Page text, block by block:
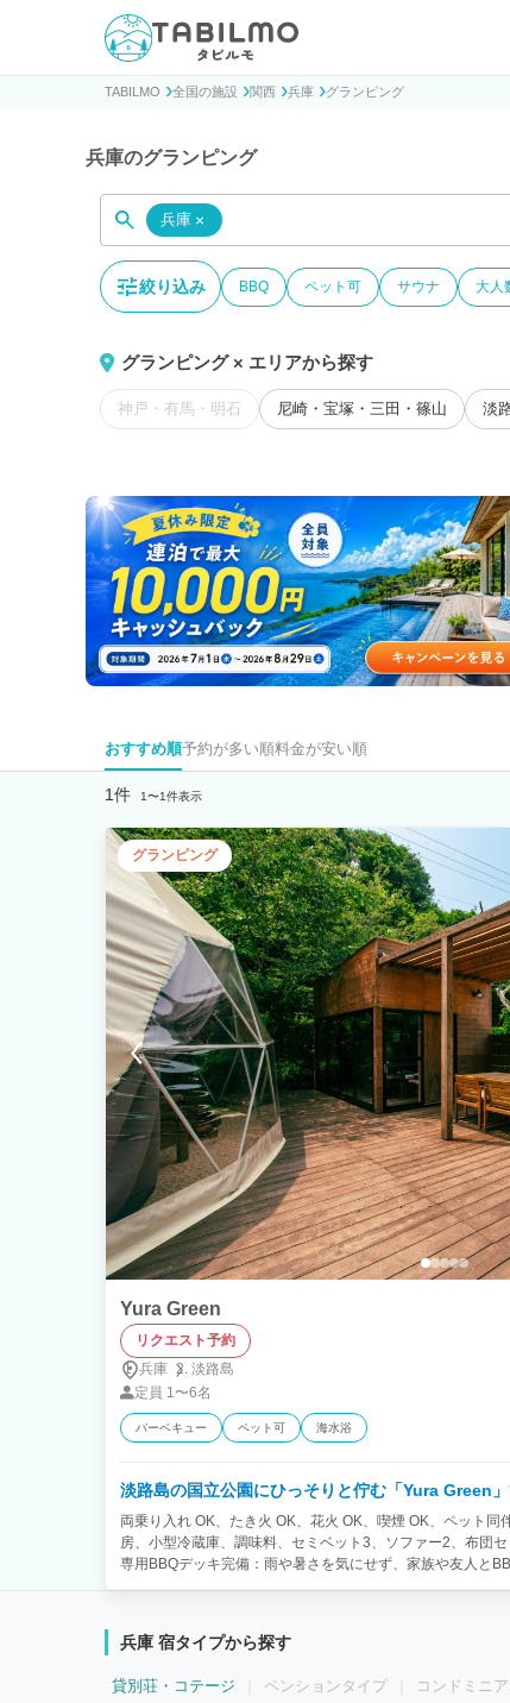
貸別荘コテージ・一棟貸し宿泊予約サイトTABILMO(
TABILMO 全国の施設 関西 兵庫 グランピング
兵庫のグランピング
兵庫 ×
絞り込み BBQ ペット可 サウナ 大人
グランピング × エリアから探す
神戸・有馬・明石 尼崎・宝塚・三田・篠山 淡
おすすめ順予約が多い順料金が安い順
1件 1〜1件表示
グランピング
Yura Green
リクエスト予約
兵庫
淡路島
定員 1〜6名
バーベキュー ペット可 海水浴
淡路島の国立公園にひっそりと佇む「Yura Green
両乗り入れ OK、たき火 OK、花火 OK、喫煙 OK、ペット同
房、小型冷蔵庫、調味料、セミベット3、ソファー2、布団
専用BBQデッキ完備：雨や暑さを気にせず、家族や友人と
のカウントは6歳以上（小学生）からとなります。 ※小学生
・チェックイン：15:00 ・チェックアウト：10:00 【ご注意
兵庫 宿タイプから探す
貸別荘・コテージ ペンションタイプ コンドミニ